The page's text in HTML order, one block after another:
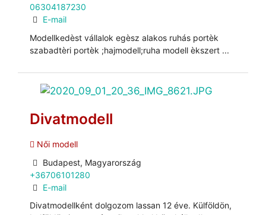
06304187230
E-mail
Modellkedèst vállalok egèsz alakos ruhás portèk
szabadtèri portèk ;hajmodell;ruha modell èkszert ...
Divatmodell
Női modell
Budapest, Magyarország
+36706101280
E-mail
Divatmodellként dolgozom lassan 12 éve. Külföldön,